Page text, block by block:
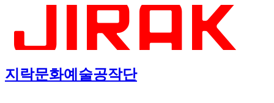
지락문화예술공작단